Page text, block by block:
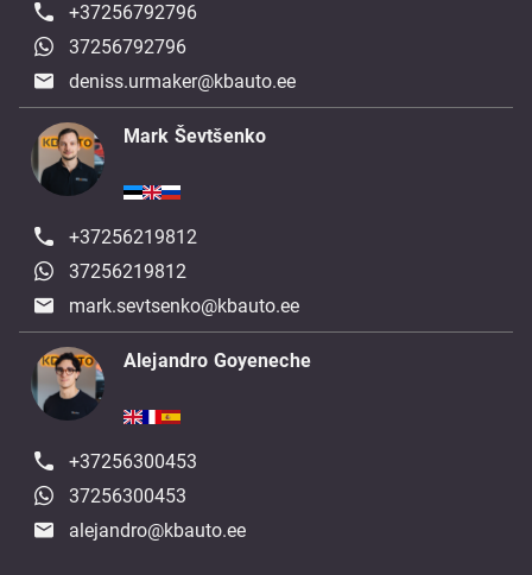
+37256792796
37256792796
deniss.urmaker@kbauto.ee
Mark Ševtšenko
+37256219812
37256219812
mark.sevtsenko@kbauto.ee
Alejandro Goyeneche
+37256300453
37256300453
alejandro@kbauto.ee